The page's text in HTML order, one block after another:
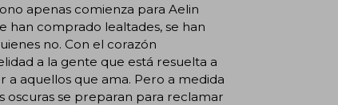
apenas comienza para Aelin
han comprado lealtades, se han
no. Con el corazón
a la gente que está resuelta a
aquellos que ama. Pero a medida
oscuras se preparan para reclamar